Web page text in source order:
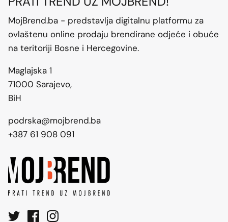
MojBrend.ba - predstavlja digitalnu platformu za
ovlaštenu online prodaju brendirane odjeće i obuće
na teritoriji Bosne i Hercegovine.
Maglajska 1
71000 Sarajevo,
BiH
podrska@mojbrend.ba
+387 61 908 091